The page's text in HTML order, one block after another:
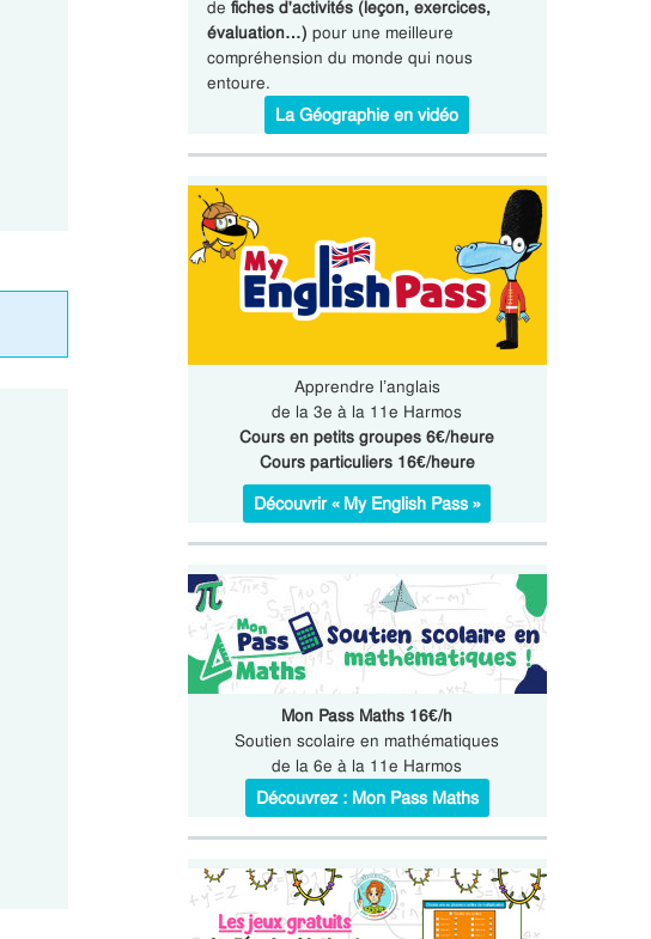
de fiches d'activités (leçon, exercices,
évaluation…) pour une meilleure
compréhension du monde qui nous
entoure.
La Géographie en vidéo
Apprendre l’anglais
de la 3e à la 11e Harmos
Cours en petits groupes 6€/heure
Cours particuliers 16€/heure
Découvrir « My English Pass »
Mon Pass Maths 16€/h
Soutien scolaire en mathématiques
de la 6e à la 11e Harmos
Découvrez : Mon Pass Maths